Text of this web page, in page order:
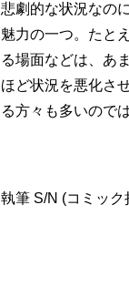
悲劇的な状況なの
魅力の一つ。たと
る場面などは、あ
ほど状況を悪化さ
る方々も多いので
執筆 S/N (コミック